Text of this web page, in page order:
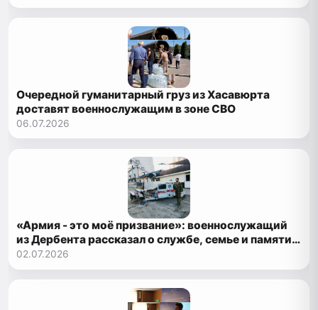
Очередной гуманитарный груз из Хасавюрта
доставят военнослужащим в зоне СВО
06.07.2026
«Армия - это моё призвание»: военнослужащий
из Дербента рассказал о службе, семье и памяти о
деде-фронтовике
02.07.2026